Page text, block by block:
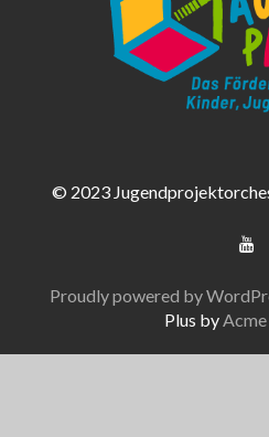
© 2023
Proudly powered by
Plus by